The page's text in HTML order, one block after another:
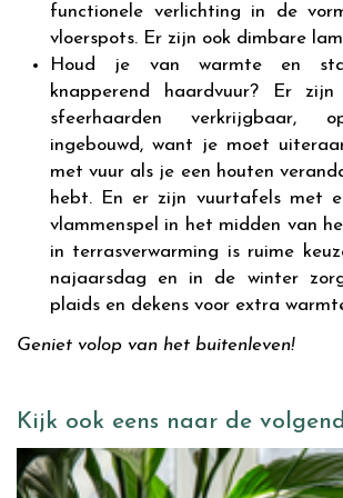
functionele verlichting in de
vloerspots. Er zijn ook dimbare
Houd je van warmte en
knapperend haardvuur? Er
sfeerhaarden
ingebouwd, want je moet
met vuur als je een houten
hebt. En er zijn vuurtafels met
vlammenspel in het midden van
in terrasverwarming is ruime
najaarsdag en in de winter
plaids en dekens voor extra
Geniet volop van het buitenleven!
Kijk ook eens naar de